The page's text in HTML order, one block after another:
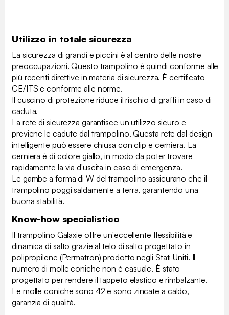
Utilizzo in totale sicurezza
La sicurezza di grandi e piccini è al centro delle nostre
preoccupazioni. Questo trampolino è quindi conforme alle
più recenti direttive in materia di sicurezza. È certificato
CE/ITS e conforme alle norme.
Il cuscino di protezione riduce il rischio di graffi in caso di
caduta.
La rete di sicurezza garantisce un utilizzo sicuro e
previene le cadute dal trampolino. Questa rete dal design
intelligente può essere chiusa con clip e cerniera. La
cerniera è di colore giallo, in modo da poter trovare
rapidamente la via d'uscita in caso di emergenza.
Le gambe a forma di W del trampolino assicurano che il
trampolino poggi saldamente a terra, garantendo una
buona stabilità.
Know-how specialistico
Il trampolino Galaxie offre un'eccellente flessibilità e
dinamica di salto grazie al telo di salto progettato in
polipropilene (Permatron) prodotto negli Stati Uniti. Il
numero di molle coniche non è casuale. È stato
progettato per rendere il tappeto elastico e rimbalzante.
Le molle coniche sono 42 e sono zincate a caldo,
garanzia di qualità.